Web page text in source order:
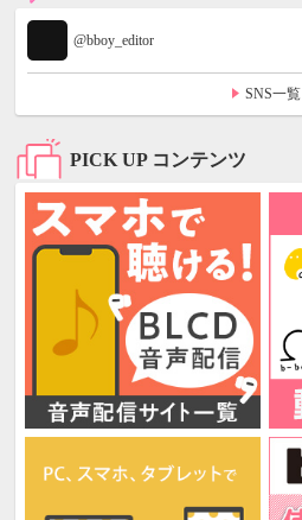
@bboy_editor
SNS一覧
PICK UP コンテンツ